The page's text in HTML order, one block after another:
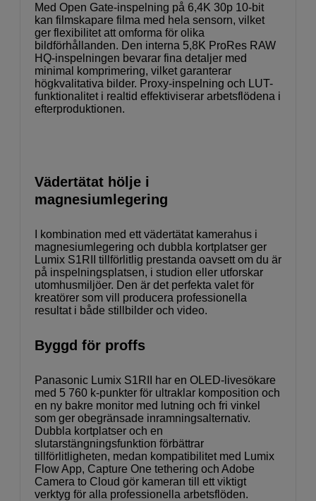
Med Open Gate-inspelning på 6,4K 30p 10-bit
kan filmskapare filma med hela sensorn, vilket
ger flexibilitet att omforma för olika
bildförhållanden. Den interna 5,8K ProRes RAW
HQ-inspelningen bevarar fina detaljer med
minimal komprimering, vilket garanterar
högkvalitativa bilder. Proxy-inspelning och LUT-
funktionalitet i realtid effektiviserar arbetsflödena i
efterproduktionen.
Vädertätat hölje i
magnesiumlegering
I kombination med ett vädertätat kamerahus i
magnesiumlegering och dubbla kortplatser ger
Lumix S1RII tillförlitlig prestanda oavsett om du är
på inspelningsplatsen, i studion eller utforskar
utomhusmiljöer. Den är det perfekta valet för
kreatörer som vill producera professionella
resultat i både stillbilder och video.
Byggd för proffs
Panasonic Lumix S1RII har en OLED-livesökare
med 5 760 k-punkter för ultraklar komposition och
en ny bakre monitor med lutning och fri vinkel
som ger obegränsade inramningsalternativ.
Dubbla kortplatser och en
slutarstängningsfunktion förbättrar
tillförlitligheten, medan kompatibilitet med Lumix
Flow App, Capture One tethering och Adobe
Camera to Cloud gör kameran till ett viktigt
verktyg för alla professionella arbetsflöden.